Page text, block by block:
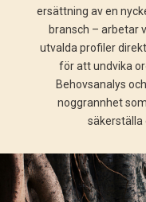
ersättning av en
bransch – arbetar
utvalda profiler
för att undvika
Behovsanalys
noggrannhet
säkerställa